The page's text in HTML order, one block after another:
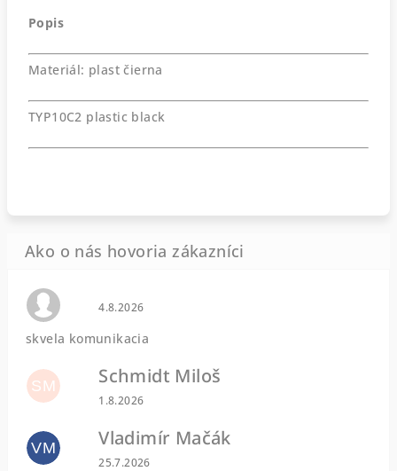
Popis
Materiál: plast čierna
TYP10C2 plastic black
Hodnotenie obchodu je 0 z 5 hviezdičiek.
4.8.2026
skvela komunikacia
SM Schmidt Miloš
Hodnotenie obchodu je 5 z 5 hviezdičiek.
1.8.2026
VM Vladimír Mačák
Hodnotenie obchodu je 5 z 5 hviezdičiek.
25.7.2026